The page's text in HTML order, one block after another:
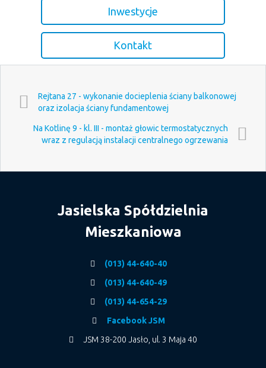
Inwestycje
Kontakt
Rejtana 27 - wykonanie docieplenia ściany balkonowej
oraz izolacja ściany fundamentowej
Na Kotlinę 9 - kl. III - montaż głowic termostatycznych
wraz z regulacją instalacji centralnego ogrzewania
Jasielska Spółdzielnia
Mieszkaniowa
(013) 44-640-40
(013) 44-640-49
(013) 44-654-29
Facebook JSM
JSM 38-200 Jasło, ul. 3 Maja 40